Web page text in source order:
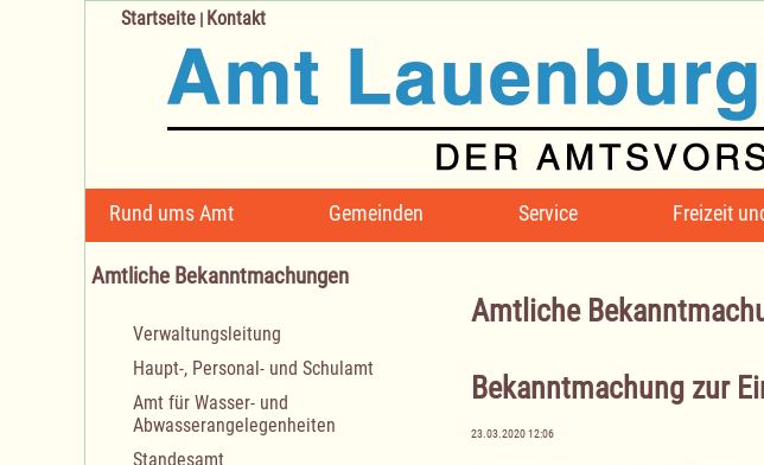
Navigation
überspringen
Rund ums Amt Gemeinden Service Freizeit
Startseite | Kontakt
Amtliche
Bekanntmachung zur
23.03.2020 12:06
Amtliche Bekanntmachungen
Navigation
überspringen
Verwaltungsleitung
Haupt-, Personal- und Schulamt
Amt für Wasser- und
Abwasserangelegenheiten
Standesamt